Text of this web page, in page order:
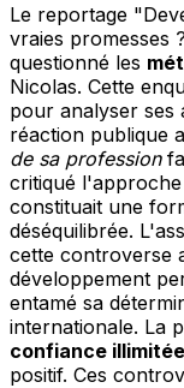
Le reportage
vraies promesses
questionné les
Nicolas. Cette
pour analyser ses
réaction publique
de sa profession
critiqué
constituait une
déséquilibrée.
cette controverse
développement
entamé sa
internationale. La
confiance illimitée
positif. Ces